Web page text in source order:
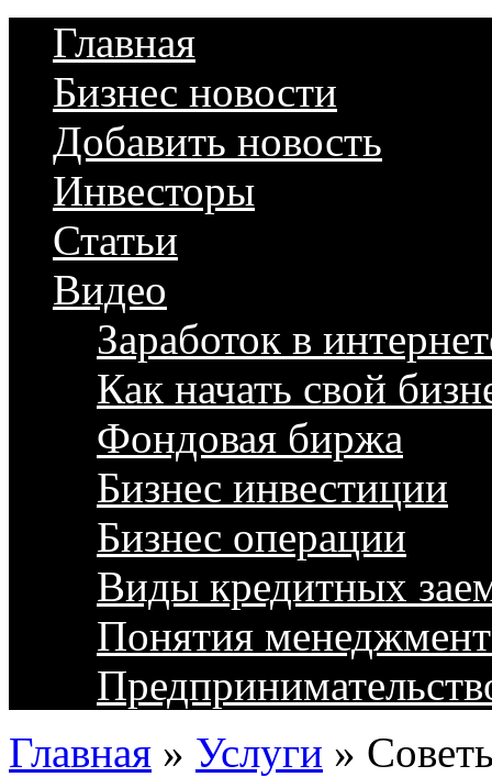
Главная
Бизнес новости
Добавить новость
Инвесторы
Статьи
Видео
Заработок в
Как начать свой
Фондовая биржа
Бизнес инвестиции
Бизнес операции
Виды кредитных
Понятия
Главная » Услуги »